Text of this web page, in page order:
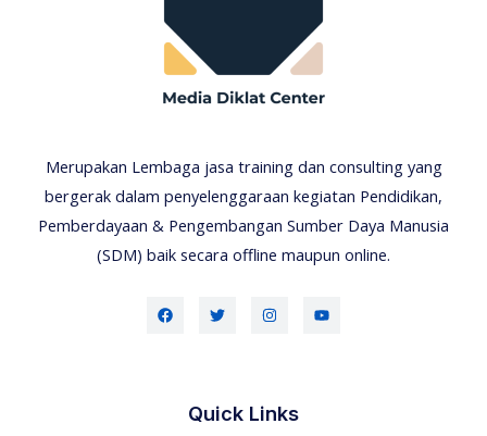
Merupakan Lembaga jasa training dan consulting yang
bergerak dalam penyelenggaraan kegiatan Pendidikan,
Pemberdayaan & Pengembangan Sumber Daya Manusia
(SDM) baik secara offline maupun online.
Quick Links